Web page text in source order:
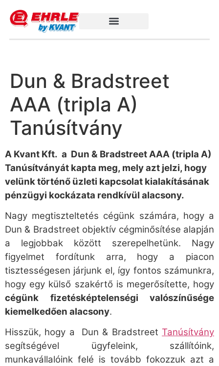
Dun & Bradstreet
AAA (tripla A)
Tanúsítvány
A Kvant Kft. a Dun & Bradstreet AAA (tripla A)
Tanúsítványát kapta meg, mely azt jelzi, hogy
velünk történő üzleti kapcsolat kialakításának
pénzügyi kockázata rendkívül alacsony.
Nagy megtiszteltetés cégünk számára, hogy a
Dun & Bradstreet objektív cégminősítése alapján
a legjobbak között szerepelhetünk. Nagy
figyelmet fordítunk arra, hogy a piacon
tisztességesen járjunk el, így fontos számunkra,
hogy egy külső szakértő is megerősítette, hogy
cégünk fizetésképtelenségi valószínűsége
kiemelkedően alacsony.
Hisszük, hogy a Dun & Bradstreet Tanúsítvány
segítségével ügyfeleink, szállítóink,
munkavállalóink felé is tovább fokozzuk azt a